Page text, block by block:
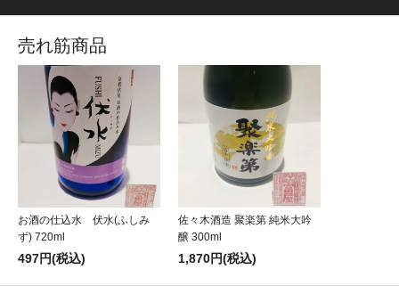
売れ筋商品
お酒の仕込水 伏水(ふしみ
ず) 720ml
497円(税込)
佐々木酒造 聚楽第 純米大吟
醸 300ml
1,870円(税込)